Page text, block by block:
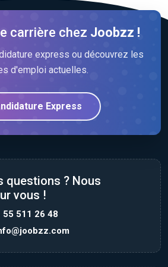
carrière chez Joobzz !
express ou découvrez les
d'emploi actuelles.
Express
questions ? Nous
vous !
55 511 26 48